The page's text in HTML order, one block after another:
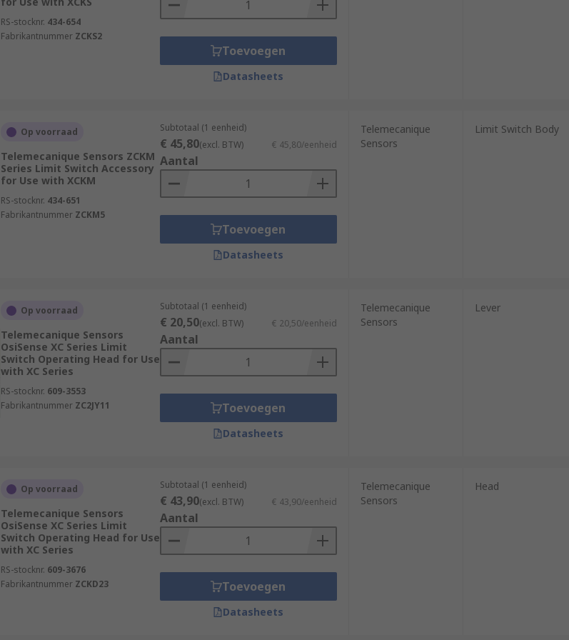
RS-stocknr. 434-654
Fabrikantnummer ZCKS2
Toevoegen
Datasheets
Op voorraad
Telemecanique Sensors ZCKM
Series Limit Switch Accessory
for Use with XCKM
RS-stocknr. 434-651
Fabrikantnummer ZCKM5
Subtotaal (1 eenheid)
€ 45,80(excl. BTW) € 45,80/eenheid
Aantal
Toevoegen
Datasheets
Telemecanique
Sensors
Limit Switch Body
Op voorraad
Telemecanique Sensors
OsiSense XC Series Limit
Switch Operating Head for Use
with XC Series
RS-stocknr. 609-3553
Fabrikantnummer ZC2JY11
Subtotaal (1 eenheid)
€ 20,50(excl. BTW) € 20,50/eenheid
Aantal
Toevoegen
Datasheets
Telemecanique
Sensors
Lever
Op voorraad
Telemecanique Sensors
OsiSense XC Series Limit
Switch Operating Head for Use
with XC Series
RS-stocknr. 609-3676
Fabrikantnummer ZCKD23
Subtotaal (1 eenheid)
€ 43,90(excl. BTW) € 43,90/eenheid
Aantal
Toevoegen
Datasheets
Telemecanique
Sensors
Head